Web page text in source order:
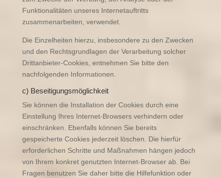
Funktionalitäten unseres Internetauftritts
zusammenarbeiten, verwendet.
Die Einzelheiten hierzu, insbesondere zu den Zwecken
und den Rechtsgrundlagen der Verarbeitung solcher
Drittanbieter-Cookies, entnehmen Sie bitte den
nachfolgenden Informationen.
c) Beseitigungsmöglichkeit
Sie können die Installation der Cookies durch eine
Einstellung Ihres Internet-Browsers verhindern oder
einschränken. Ebenfalls können Sie bereits
gespeicherte Cookies jederzeit löschen. Die hierfür
erforderlichen Schritte und Maßnahmen hängen jedoch
von Ihrem konkret genutzten Internet-Browser ab. Bei
Fragen benutzen Sie daher bitte die Hilfefunktion oder